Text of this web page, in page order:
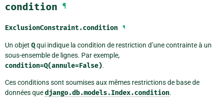
condition ¶
ExclusionConstraint.condition ¶
Un objet Qqui indique la condition de restriction d’une contrainte à un
sous-ensemble de lignes. Par exemple,
condition=Q(annule=False).
Ces conditions sont soumises aux mêmes restrictions de base de
données quedjango.db.models.Index.condition.